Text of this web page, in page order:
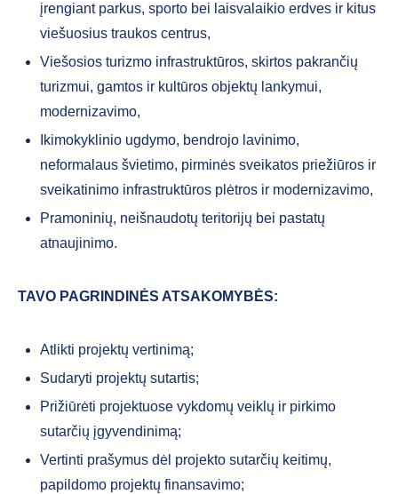
įrengiant parkus, sporto bei laisvalaikio erdves ir kitus
viešuosius traukos centrus,
Viešosios turizmo infrastruktūros, skirtos pakrančių
turizmui, gamtos ir kultūros objektų lankymui,
modernizavimo,
Ikimokyklinio ugdymo, bendrojo lavinimo,
neformalaus švietimo, pirminės sveikatos priežiūros ir
sveikatinimo infrastruktūros plėtros ir modernizavimo,
Pramoninių, neišnaudotų teritorijų bei pastatų
atnaujinimo.
TAVO PAGRINDINĖS ATSAKOMYBĖS:
Atlikti projektų vertinimą;
Sudaryti projektų sutartis;
Prižiūrėti projektuose vykdomų veiklų ir pirkimo
sutarčių įgyvendinimą;
Vertinti prašymus dėl projekto sutarčių keitimų,
papildomo projektų finansavimo;